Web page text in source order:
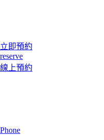
立即預約
reserve
線上預約
Phone